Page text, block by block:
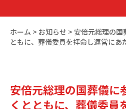
ホーム > お知らせ > 安倍元総理の国
ともに、葬儀委員を拝命し運営にあ
安倍元総理の国葬儀に
くとともに、葬儀委員